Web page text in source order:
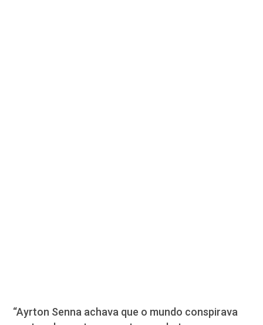
“Ayrton Senna achava que o mundo conspirava